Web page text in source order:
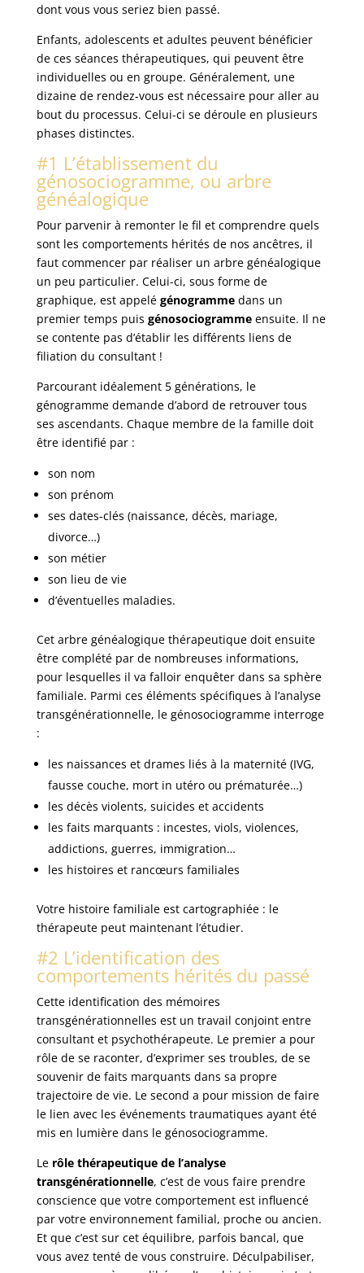
dont vous vous seriez bien passé.
Enfants, adolescents et adultes peuvent bénéficier
de ces séances thérapeutiques, qui peuvent être
individuelles ou en groupe. Généralement, une
dizaine de rendez-vous est nécessaire pour aller au
bout du processus. Celui-ci se déroule en plusieurs
phases distinctes.
#1 L’établissement du
génosociogramme, ou arbre
généalogique
Pour parvenir à remonter le fil et comprendre quels
sont les comportements hérités de nos ancêtres, il
faut commencer par réaliser un arbre généalogique
un peu particulier. Celui-ci, sous forme de
graphique, est appelé génogrammedans un
premier temps puis génosociogrammeensuite. Il ne
se contente pas d’établir les différents liens de
filiation du consultant !
Parcourant idéalement 5 générations, le
génogramme demande d’abord de retrouver tous
ses ascendants. Chaque membre de la famille doit
être identifié par :
son nom
son prénom
ses dates-clés (naissance, décès, mariage,
divorce…)
son métier
son lieu de vie
d’éventuelles maladies.
Cet arbre généalogique thérapeutique doit ensuite
être complété par de nombreuses informations,
pour lesquelles il va falloir enquêter dans sa sphère
familiale. Parmi ces éléments spécifiques à l’analyse
transgénérationnelle, le génosociogramme interroge
:
les naissances et drames liés à la maternité (IVG,
fausse couche, mort in utéro ou prématurée…)
les décès violents, suicides et accidents
les faits marquants : incestes, viols, violences,
addictions, guerres, immigration…
les histoires et rancœurs familiales
Votre histoire familiale est cartographiée : le
thérapeute peut maintenant l’étudier.
#2 L’identification des
comportements hérités du passé
Cette identification des mémoires
transgénérationnelles est un travail conjoint entre
consultant et psychothérapeute. Le premier a pour
rôle de se raconter, d’exprimer ses troubles, de se
souvenir de faits marquants dans sa propre
trajectoire de vie. Le second a pour mission de faire
le lien avec les événements traumatiques ayant été
mis en lumière dans le génosociogramme.
Lerôle thérapeutique de l’analyse
transgénérationnelle, c’est de vous faire prendre
conscience que votre comportement est influencé
par votre environnement familial, proche ou ancien.
Et que c’est sur cet équilibre, parfois bancal, que
vous avez tenté de vous construire. Déculpabiliser,